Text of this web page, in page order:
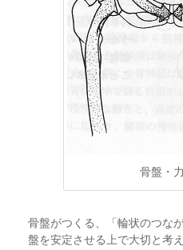
骨盤・
骨盤がつくる、「輪状のつな
盤を安定させる上で大切と考